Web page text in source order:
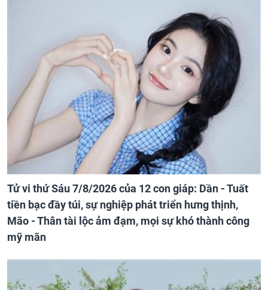
Tử vi thứ Sáu 7/8/2026 của 12 con giáp: Dần - Tuất
tiền bạc đầy túi, sự nghiệp phát triển hưng thịnh,
Mão - Thân tài lộc ảm đạm, mọi sự khó thành công
mỹ mãn